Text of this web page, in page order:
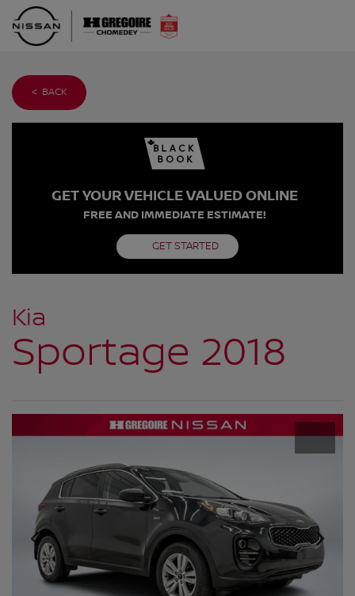
< BACK
GET YOUR VEHICLE VALUED ONLINE
FREE AND IMMEDIATE ESTIMATE!
GET STARTED
Kia
Sportage 2018